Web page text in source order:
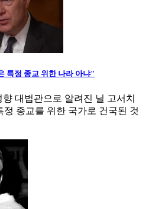
특정 종교 위한 나라 아냐"
대법관으로 알려진 닐 고서치
정 종교를 위한 국가로 건국된 것